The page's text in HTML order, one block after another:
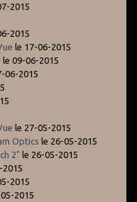
2015
2015
le 17-06-2015
le 09-06-2015
06-2015
le 27-05-2015
Optics le 26-05-2015
2" le 26-05-2015
2015
2015
2015